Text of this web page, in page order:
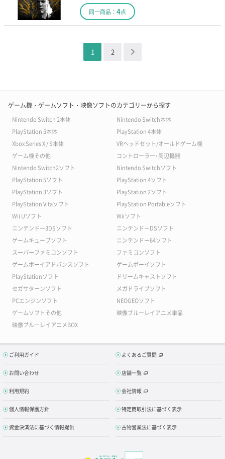
同一商品： 4点
1 2 ＞
ゲーム機・ゲームソフト・映像ソフトのカテゴリーから探す
Nintendo Switch 2本体
Nintendo Switch本体
PlayStation 5本体
PlayStation 4本体
Xbox Series X / S本体
VRヘッドセット/オールドゲーム機
ゲーム機その他
コントローラー･周辺機器
Nintendo Switch2ソフト
Nintendo Switchソフト
PlayStation 5ソフト
PlayStation 4ソフト
PlayStation 3ソフト
PlayStation 2ソフト
PlayStation Vitaソフト
PlayStation Portableソフト
Wii Uソフト
Wiiソフト
ニンテンドー3DSソフト
ニンテンドーDSソフト
ゲームキューブソフト
ニンテンドー64ソフト
スーパーファミコンソフト
ファミコンソフト
ゲームボーイアドバンスソフト
ゲームボーイソフト
PlayStationソフト
ドリームキャストソフト
セガサターンソフト
メガドライブソフト
PCエンジンソフト
NEOGEOソフト
ゲームソフトその他
映像ブルーレイアニメ単品
映像ブルーレイアニメBOX
ご利用ガイド よくあるご質問
お問い合わせ 店舗一覧
利用規約 会社情報
個人情報保護方針 特定商取引法に基づく表示
資金決済法に基づく情報提供 古物営業法に基づく表示